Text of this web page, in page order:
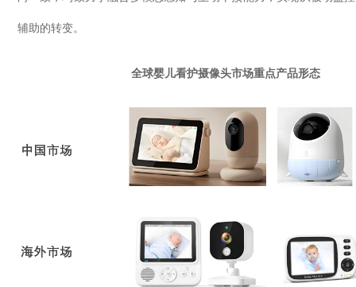
辅助的转变。
全球婴儿看护摄像头市场重点产品形态